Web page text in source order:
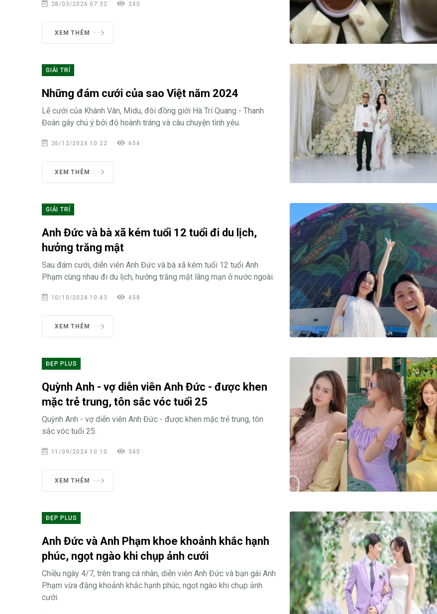
28/03/2026 07:32 240
XEM THÊM
GIẢI TRÍ
Những đám cưới của sao Việt năm 2024
Lễ cưới của Khánh Vân, Midu, đôi đồng giới Hà Trí Quang - Thanh
Đoàn gây chú ý bởi độ hoành tráng và câu chuyện tình yêu.
26/12/2024 10:22 654
XEM THÊM
GIẢI TRÍ
Anh Đức và bà xã kém tuổi 12 tuổi đi du lịch,
hưởng trăng mật
Sau đám cưới, diễn viên Anh Đức và bà xã kém tuổi 12 tuổi Anh
Phạm cùng nhau đi du lịch, hưởng trăng mật lãng mạn ở nước ngoài.
10/10/2024 10:43 458
XEM THÊM
ĐẸP PLUS
Quỳnh Anh - vợ diễn viên Anh Đức - được khen
mặc trẻ trung, tôn sắc vóc tuổi 25
Quỳnh Anh - vợ diễn viên Anh Đức - được khen mặc trẻ trung, tôn
sắc vóc tuổi 25.
11/09/2024 10:10 345
XEM THÊM
ĐẸP PLUS
Anh Đức và Anh Phạm khoe khoảnh khắc hạnh
phúc, ngọt ngào khi chụp ảnh cưới
Chiều ngày 4/7, trên trang cá nhân, diễn viên Anh Đức và bạn gái Anh
Phạm vừa đăng khoảnh khắc hạnh phúc, ngọt ngào khi chụp ảnh
cưới.